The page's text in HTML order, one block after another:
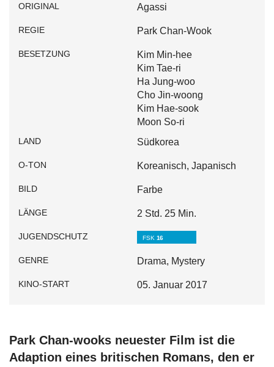
ORIGINAL Agassi
REGIE Park Chan-Wook
BESETZUNG
Kim Min-hee
Kim Tae-ri
Ha Jung-woo
Cho Jin-woong
Kim Hae-sook
Moon So-ri
LAND Südkorea
O-TON Koreanisch, Japanisch
BILD Farbe
LÄNGE 2 Std. 25 Min.
JUGENDSCHUTZ FSK 16
GENRE Drama, Mystery
KINO-START 05. Januar 2017
Park Chan-wooks neuester Film ist die
Adaption eines britischen Romans, den er